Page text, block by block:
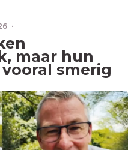
·
maar hun
smerig